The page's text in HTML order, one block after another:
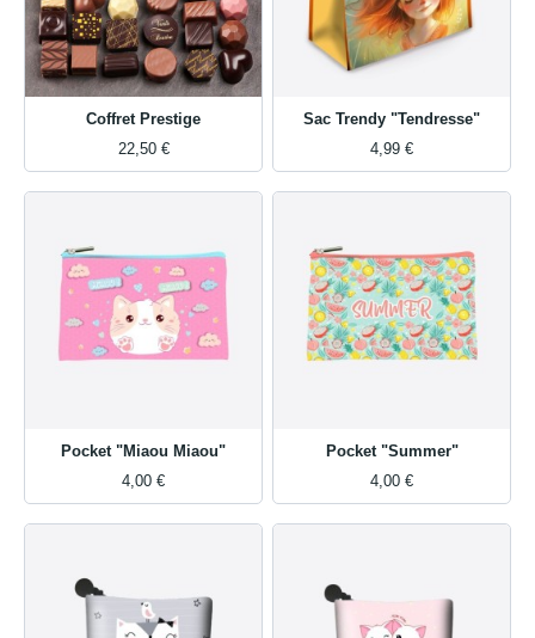
Coffret Prestige
22,50 €
Sac Trendy "Tendresse"
4,99 €
Pocket "Miaou Miaou"
4,00 €
Pocket "Summer"
4,00 €